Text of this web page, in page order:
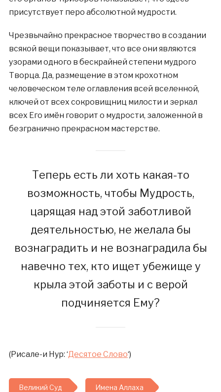
присутствует перо абсолютной мудрости.
Чрезвычайно прекрасное творчество в создании
всякой вещи показывает, что все они являются
узорами одного в бескрайней степени мудрого
Творца. Да, размещение в этом крохотном
человеческом теле оглавления всей вселенной,
ключей от всех сокровищниц милости и зеркал
всех Его имён говорит о мудрости, заложенной в
безгранично прекрасном мастерстве.
Теперь есть ли хоть какая-то
возможность, чтобы Мудрость,
царящая над этой заботливой
деятельностью, не желала бы
вознаградить и не вознаградила бы
навечно тех, кто ищет убежище у
крыла этой заботы и с верой
подчиняется Ему?
(Рисале-и Нур: ‘Десятое Слово‘)
Великий Суд Имена Аллаха